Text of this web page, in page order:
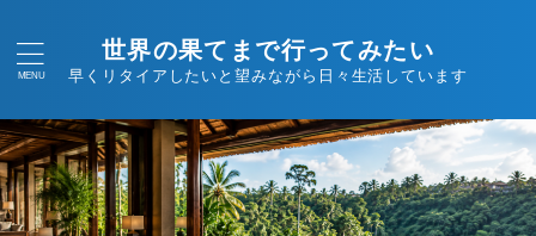
世界の果てまで行ってみたい
早くリタイアしたいと望みながら日々生活しています